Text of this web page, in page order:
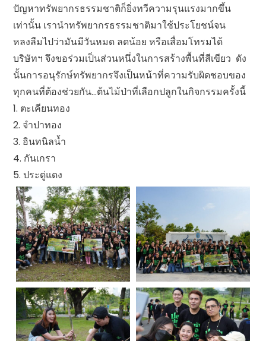
ปัญหาทรัพยากรธรรมชาติก็ยิ่งทวีความรุนแรงมากขึ้น
เท่านั้น เรานำทรัพยากรธรรมชาติมาใช้ประโยชน์จน
หลงลืมไปว่ามันมีวันหมด ลดน้อย หรือเสื่อมโทรมได้
บริษัทฯ จึงขอร่วมเป็นส่วนหนึ่งในการสร้างพื้นที่สีเขียว ดัง
นั้นการอนุรักษ์ทรัพยากรจึงเป็นหน้าที่ความรับผิดชอบของ
ทุกคนที่ต้องช่วยกัน…ต้นไม้ป่าที่เลือกปลูกในกิจกรรมครั้งนี้
1. ตะเคียนทอง
2. จำปาทอง
3. อินทนิลน้ำ
4. กันเกรา
5. ประดู่แดง